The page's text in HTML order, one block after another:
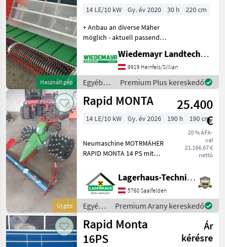
Használt gép
14 LE/10 kW Gy. év 2020 30 h
220 cm
+ Anbau an diverse Mäher
möglich - aktuell passend
+Arbeitsbreite 220 cm +
Pickup und Förderband für
jegliche Abräumarbeiten +
klappbare Sei
Wiedemayr Landtechnik GmbH
9919 Heinfels/Sillian
Egyéb
mezőgazdasági
erőgépek
Premium Plus kereskedő
Új gép
Rapid MONTA
25.400
€
20 % ÁFA-
val
21.166,67 €
nettó
14 LE/10 kW Gy. év 2026 190 h 190 cm
Neumaschine MOTRMÄHER
RAPID MONTA 14 PS mit
9m Reserve Messer
Ausenschuh Bereifung
Flexispike 4 reihig sofort
Einsatzbereit ! Andere
Balken
Lagerhaus-Technik Saalfelden
5760 Saalfelden
Egyéb
mezőgazdasági
erőgépek
/ Rapid
Premium Arany kereskedő
Rapid Monta
16PS
Ár
kérésre